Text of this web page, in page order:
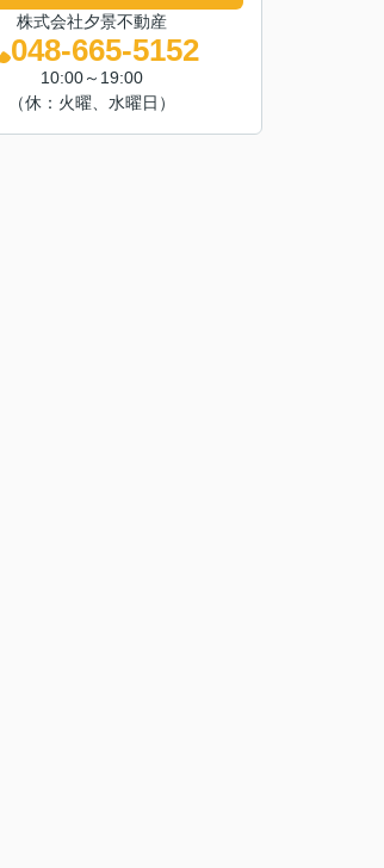
株式会社夕景不動産
048-665-5152
10:00～19:00
（休：火曜、水曜日）